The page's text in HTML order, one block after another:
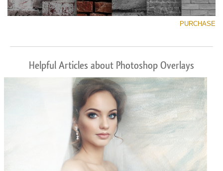
PURCHASE
Helpful Articles about Photoshop Overlays